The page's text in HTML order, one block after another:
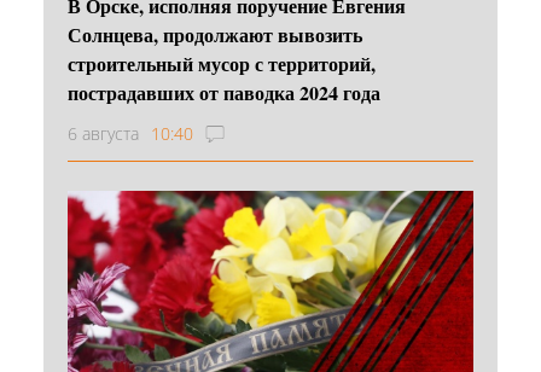
Солнцева, продолжают вывозить
строительный мусор с территорий,
пострадавших от паводка 2024 года
6 августа 10:40